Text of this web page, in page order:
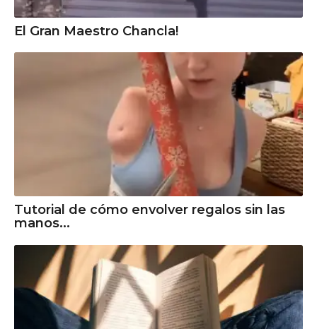
El Gran Maestro Chancla!
Tutorial de cómo envolver regalos sin las
manos...